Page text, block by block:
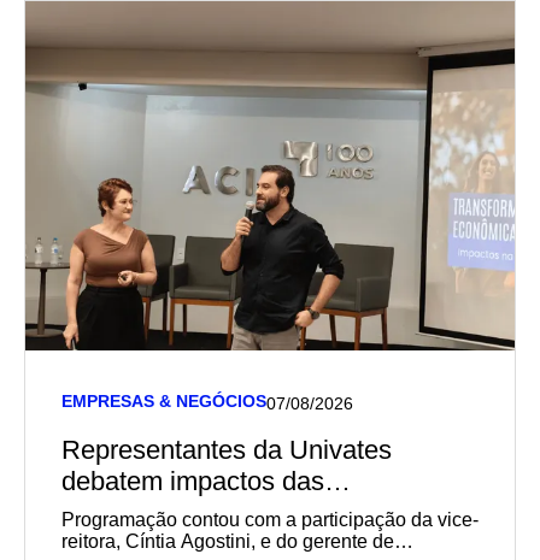
EMPRESAS & NEGÓCIOS07/08/2026
Representantes da Univates
debatem impactos das
transformações sociais,
econômicas e geracionais na
Programação contou com a participação da vice-
reitora, Cíntia Agostini, e do gerente de